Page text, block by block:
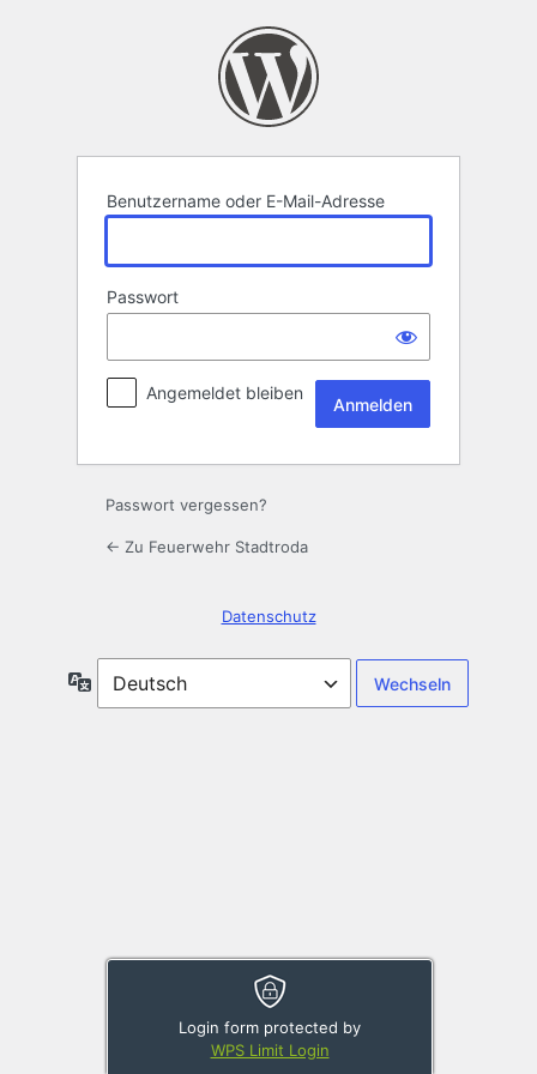
Benutzername oder E-Mail-Adresse
Passwort
Login form protected by
WPS Limit Login
Angemeldet bleiben
Passwort vergessen?
← Zu Feuerwehr Stadtroda
Datenschutz
Sprache